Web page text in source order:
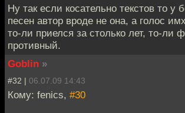
Ну так если косательно текстов то у
песен автор вроде не она, а голос
то-ли приелся за столько лет, то-ли
противный.
Goblin »
#32 | 06.07.09 14:43
Кому: fenics, #30